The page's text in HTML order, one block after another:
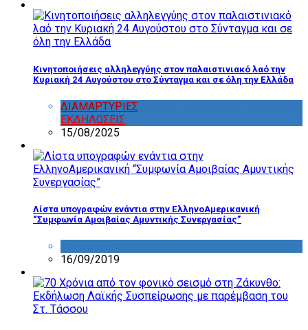
Κινητοποιήσεις αλληλεγγύης στον παλαιστινιακό λαό την
Κυριακή 24 Αυγούστου στο Σύνταγμα και σε όλη την Ελλάδα
ΔΙΑΜΑΡΤΥΡΙΕΣ
ΕΚΔΗΛΩΣΕΙΣ
15/08/2025
Λίστα υπογραφών ενάντια στην ΕλληνοΑμερικανική
“Συμφωνία Αμοιβαίας Αμυντικής Συνεργασίας”
16/09/2019